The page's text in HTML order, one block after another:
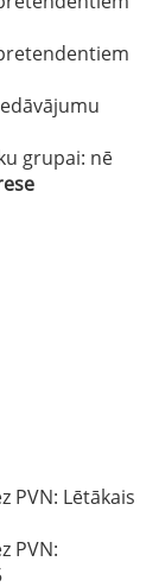
grupai: nē
PVN: Lētākais
PVN: